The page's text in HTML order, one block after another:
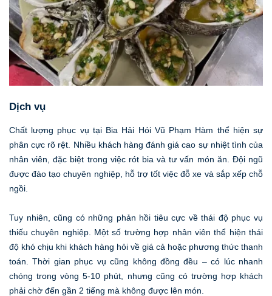
Dịch vụ
Chất lượng phục vụ tại Bia Hải Hói Vũ Phạm Hàm thể hiện sự
phân cực rõ rệt. Nhiều khách hàng đánh giá cao sự nhiệt tình của
nhân viên, đặc biệt trong việc rót bia và tư vấn món ăn. Đội ngũ
được đào tạo chuyên nghiệp, hỗ trợ tốt việc đỗ xe và sắp xếp chỗ
ngồi.
Tuy nhiên, cũng có những phản hồi tiêu cực về thái độ phục vụ
thiếu chuyên nghiệp. Một số trường hợp nhân viên thể hiện thái
độ khó chịu khi khách hàng hỏi về giá cả hoặc phương thức thanh
toán. Thời gian phục vụ cũng không đồng đều – có lúc nhanh
chóng trong vòng 5-10 phút, nhưng cũng có trường hợp khách
phải chờ đến gần 2 tiếng mà không được lên món.